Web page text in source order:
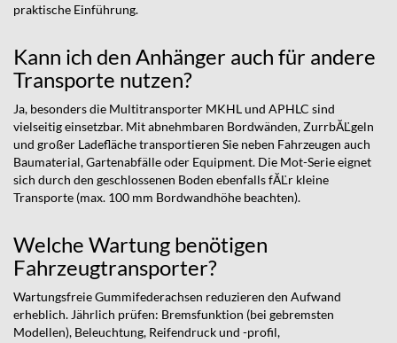
praktische Einführung.
Kann ich den Anhänger auch für andere
Transporte nutzen?
Ja, besonders die Multitransporter MKHL und APHLC sind
vielseitig einsetzbar. Mit abnehmbaren Bordwänden, ZurrbĂĽgeln
und großer Ladefläche transportieren Sie neben Fahrzeugen auch
Baumaterial, Gartenabfälle oder Equipment. Die Mot-Serie eignet
sich durch den geschlossenen Boden ebenfalls fĂĽr kleine
Transporte (max. 100 mm Bordwandhöhe beachten).
Welche Wartung benötigen
Fahrzeugtransporter?
Wartungsfreie Gummifederachsen reduzieren den Aufwand
erheblich. Jährlich prüfen: Bremsfunktion (bei gebremsten
Modellen), Beleuchtung, Reifendruck und -profil,